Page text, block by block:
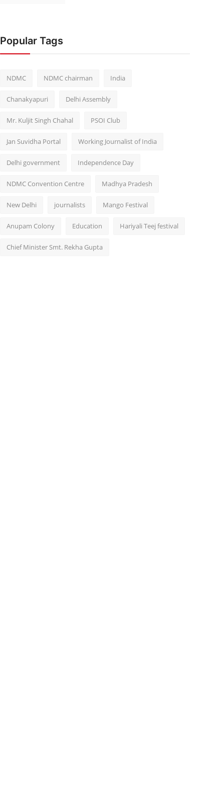
Popular Tags
NDMC NDMC chairman India
Chanakyapuri Delhi Assembly
Mr. Kuljit Singh Chahal PSOI Club
Jan Suvidha Portal Working Journalist of India
Delhi government Independence Day
NDMC Convention Centre Madhya Pradesh
New Delhi journalists Mango Festival
Anupam Colony Education Hariyali Teej festival
Chief Minister Smt. Rekha Gupta